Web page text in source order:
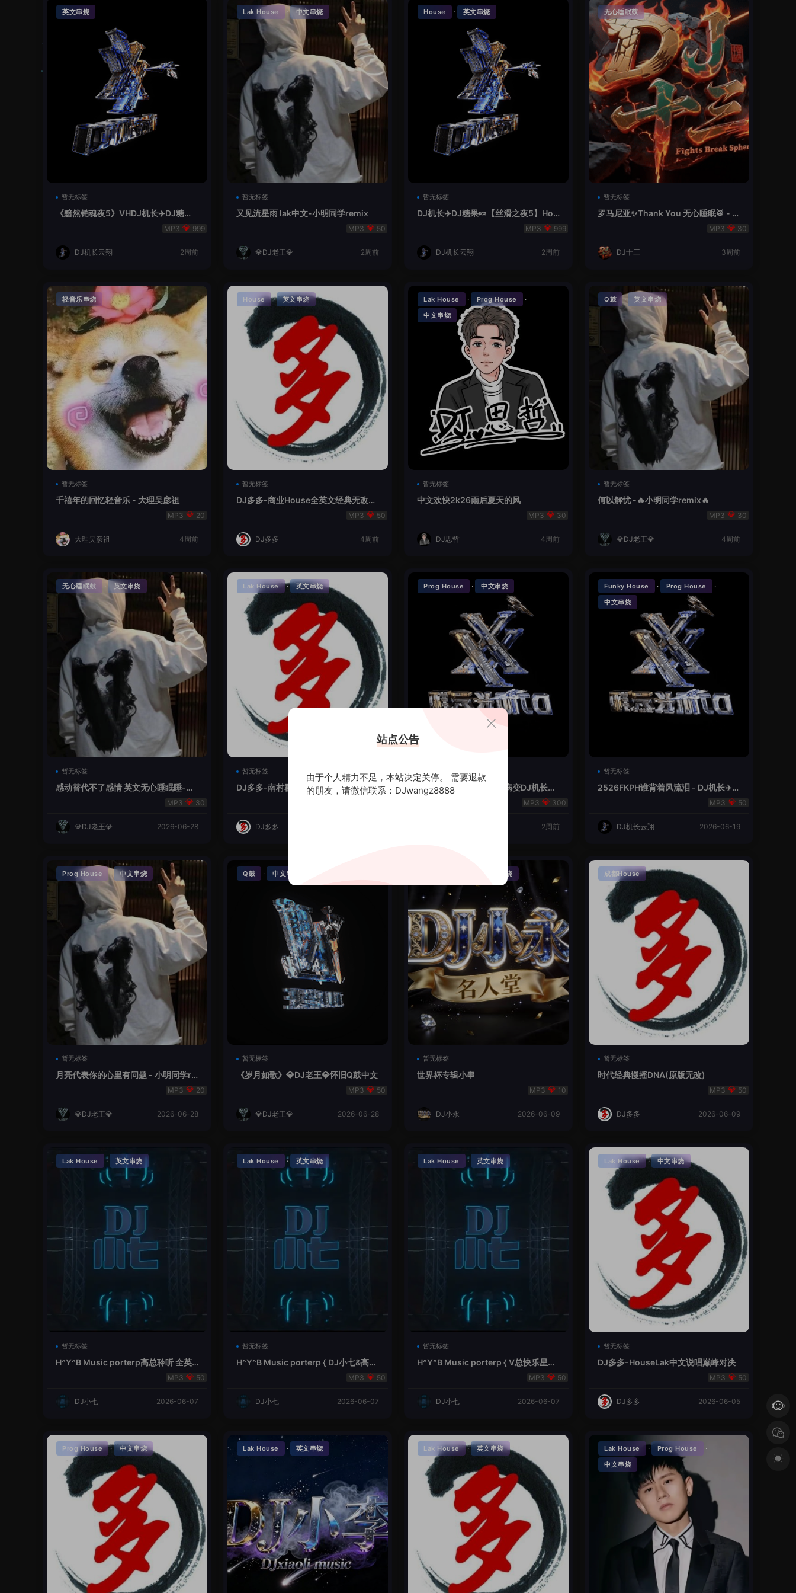
英文串烧
暂无标签
《黯然销魂夜5》VHDJ机长✈️DJ糖果
999
DJ机长云翔 2周前
Lak House · 中文串烧
暂无标签
又见流星雨 lak中文-小明同学remix
50
💎DJ老王💎 2周前
House · 英文串烧
暂无标签
DJ机长✈️DJ糖果🍬【丝滑之夜5】Hou
999
DJ机长云翔 2周前
无心睡眠鼓
暂无标签
罗马尼亚✨Thank You 无心睡眠🥁 - 十
30
DJ十三 3周前
轻音乐串烧
暂无标签
千禧年的回忆轻音乐 - 大理吴彦祖
20
大理吴彦祖 4周前
House · 英文串烧
暂无标签
DJ多多-商业House全英文经典无改版
50
DJ多多 4周前
Lak House · Prog House ·
中文串烧
暂无标签
中文欢快2k26雨后夏天的风
30
DJ思哲 4周前
Q鼓 · 英文串烧
暂无标签
何以解忧 -🔥小明同学remix🔥
30
💎DJ老王💎 4周前
无心睡眠鼓 · 英文串烧
暂无标签
感动替代不了感情 英文无心睡眠睡-小
30
💎DJ老王💎 2026-06-28
Lak House · 英文串烧
暂无标签
DJ多多-南村群童欺我老LakHouse全
DJ多多
Prog House · 中文串烧
暂无标签
时光回忆-讲真的爱你会病变DJ机长✈️
云翔
300
2周前
Funky House · Prog House ·
中文串烧
暂无标签
2526FKPH谁背着风流泪 - DJ机长✈️云
50
DJ机长云翔 2026-06-19
Prog House · 中文串烧
暂无标签
月亮代表你的心里有问题 - 小明同学re
20
💎DJ老王💎 2026-06-28
Q鼓 · 中文串烧
暂无标签
《岁月如歌》💎DJ老王💎怀旧Q鼓中文
50
💎DJ老王💎 2026-06-28
英文串烧
暂无标签
世界杯专辑小串
10
DJ小永 2026-06-09
成都House
暂无标签
时代经典慢摇DNA(原版无改)
50
DJ多多 2026-06-09
Lak House · 英文串烧
暂无标签
H^Y^B Music porterp高总聆听 全英
50
DJ小七 2026-06-07
Lak House · 英文串烧
暂无标签
H^Y^B Music porterp { DJ小七&高总
50
DJ小七 2026-06-07
Lak House · 英文串烧
暂无标签
H^Y^B Music porterp { V总快乐星球
50
DJ小七 2026-06-07
Lak House · 中文串烧
暂无标签
DJ多多-HouseLak中文说唱巅峰对决
50
DJ多多 2026-06-05
Prog House · 中文串烧 Lak House · 英文串烧 Lak House · 英文串烧 Lak House · Prog House ·
中文串烧
站点公告
由于个人精力不足，本站决定关停。 需要退款
的朋友，请微信联系：DJwangz8888